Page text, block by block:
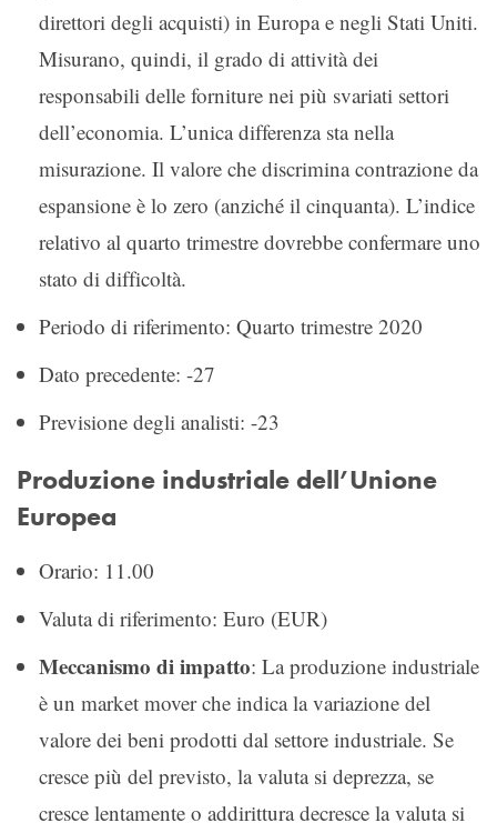
direttori degli acquisti) in Europa e negli Stati Uniti.
Misurano, quindi, il grado di attività dei
responsabili delle forniture nei più svariati settori
dell’economia. L’unica differenza sta nella
misurazione. Il valore che discrimina contrazione da
espansione è lo zero (anziché il cinquanta). L’indice
relativo al quarto trimestre dovrebbe confermare uno
stato di difficoltà.
Periodo di riferimento: Quarto trimestre 2020
Dato precedente: -27
Previsione degli analisti: -23
Produzione industriale dell’Unione
Europea
Orario: 11.00
Valuta di riferimento: Euro (EUR)
Meccanismo di impatto: La produzione industriale
è un market mover che indica la variazione del
valore dei beni prodotti dal settore industriale. Se
cresce più del previsto, la valuta si deprezza, se
cresce lentamente o addirittura decresce la valuta si